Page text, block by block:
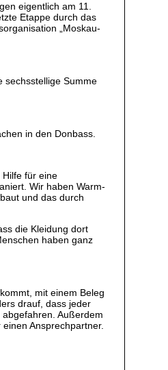
eigentlich am 11.
Etappe durch das
„Moskau-
sechsstellige Summe
in den Donbass.
Hilfe für eine
Wir haben Warm-
und das durch
die Kleidung dort
haben ganz
mit einem Beleg
drauf, dass jeder
Außerdem
Ansprechpartner.